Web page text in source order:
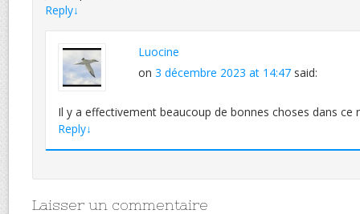
Reply↓
Luocine
on 3 décembre 2023 at 14:47 said:
Il y a effectivement beaucoup de bonnes choses dans ce
Reply↓
Laisser un commentaire